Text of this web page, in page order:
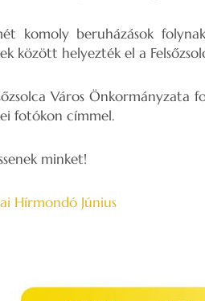
komoly beruházások
között helyezték el a
Város Önkormányzata
fotókon címmel.
minket!
Hírmondó Június